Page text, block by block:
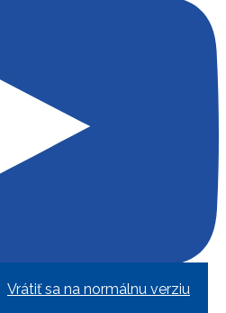
Vrátiť sa na normálnu verziu
a energetická agentúra